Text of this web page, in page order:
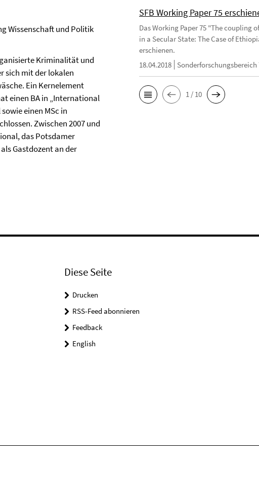
Wissenschaft und Politik
Kriminalität und
sich mit der lokalen
Ein Kernelement
einen BA in „International
einen MSc in
Zwischen 2007 und
das Potsdamer
Gastdozent an der
SFB Working Paper 75
Das Working Paper 75 "The coupling
in a Secular State: The Case of
erschienen.
18.04.2018
Sonderforschungsbereich
1 / 10
Diese Seite
Drucken
RSS-Feed abonnieren
Feedback
English